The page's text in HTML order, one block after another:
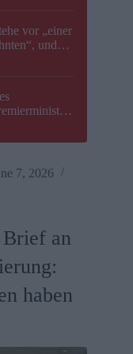
vor „einer
und
7, 2026
Brief an
haben